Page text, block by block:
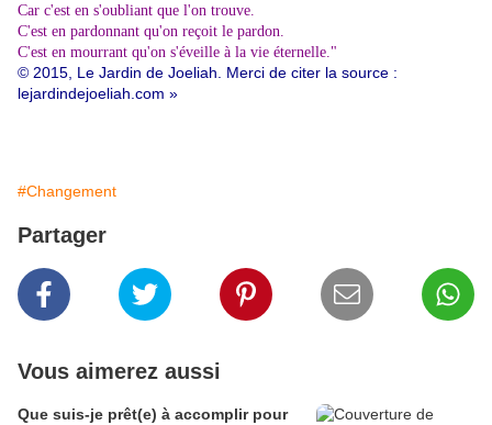
Car c'est en s'oubliant que l'on trouve.
C'est en pardonnant qu'on reçoit le pardon.
C'est en mourrant qu'on s'éveille à la vie éternelle."
© 2015, Le Jardin de Joeliah . Merci de citer la source :
lejardindejoeliah.com »
#Changement
Partager
Vous aimerez aussi
Que suis-je prêt(e) à accomplir pour